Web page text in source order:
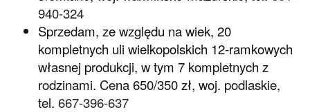
940-324
Sprzedam, ze względu na wiek, 20
kompletnych uli wielkopolskich 12-ramkowych
własnej produkcji, w tym 7 kompletnych z
rodzinami. Cena 650/350 zł, woj. podlaskie,
tel. 667-396-637